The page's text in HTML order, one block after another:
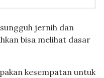
jernih dan
bisa melihat dasar
kesempatan untuk